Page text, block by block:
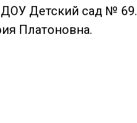
Детский сад № 69.
Платоновна.